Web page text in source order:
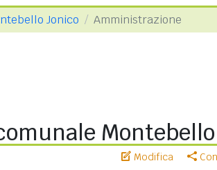
Jonico Amministrazione
Modifica